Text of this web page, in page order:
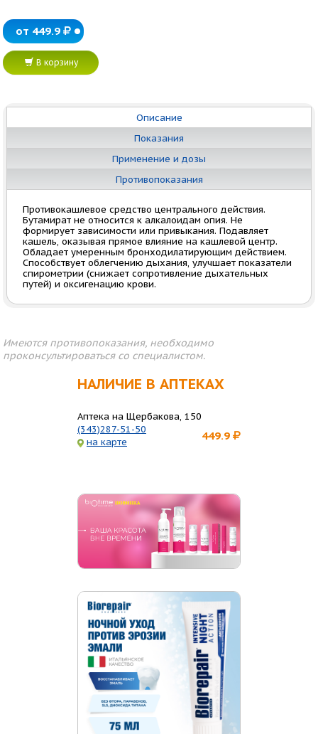
от 449.9
В корзину
Описание
Показания
Применение и дозы
Противопоказания
Противокашлевое средство центрального действия.
Бутамират не относится к алкалоидам опия. Не
формирует зависимости или привыкания. Подавляет
кашель, оказывая прямое влияние на кашлевой центр.
Обладает умеренным бронходилатирующим действием.
Способствует облегчению дыхания, улучшает показатели
спирометрии (снижает сопротивление дыхательных
путей) и оксигенацию крови.
Имеются противопоказания, необходимо
проконсультироваться со специалистом.
НАЛИЧИЕ В АПТЕКАХ
Аптека на Щербакова, 150
(343)287-51-50
на карте
449.9